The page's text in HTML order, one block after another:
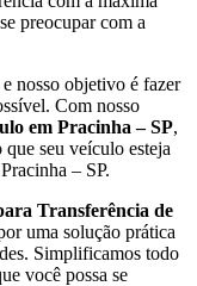
preocupar com a
nosso objetivo é fazer
Com nosso
em Pracinha – SP,
seu veículo esteja
– SP.
Transferência de
uma solução prática
Simplificamos todo
você possa se